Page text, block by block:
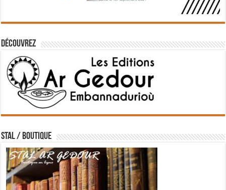
Découvrez
STAL / BOUTIQUE